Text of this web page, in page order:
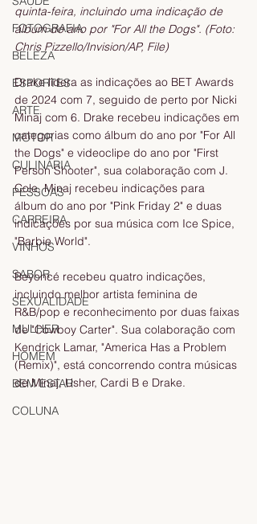
FOTOGRAFIA
BELEZA
ESPORTES
ARTE
MOTOR
CULINÁRIA
PESSOAS
CARREIRA
VINHOS
SABOR
SEXUALIDADE
MULHER
HOMEM
BEM ESTAR
COLUNA
quinta-feira, incluindo uma indicação de
álbum do ano por "For All the Dogs". (Foto:
Chris Pizzello/Invision/AP, File)
Drake lidera as indicações ao BET Awards
de 2024 com 7, seguido de perto por Nicki
Minaj com 6. Drake recebeu indicações em
categorias como álbum do ano por "For All
the Dogs" e videoclipe do ano por "First
Person Shooter", sua colaboração com J.
Cole. Minaj recebeu indicações para
álbum do ano por "Pink Friday 2" e duas
indicações por sua música com Ice Spice,
"Barbie World".
Beyoncé recebeu quatro indicações,
incluindo melhor artista feminina de
R&B/pop e reconhecimento por duas faixas
de "Cowboy Carter". Sua colaboração com
Kendrick Lamar, "America Has a Problem
(Remix)", está concorrendo contra músicas
de Minaj, Usher, Cardi B e Drake.